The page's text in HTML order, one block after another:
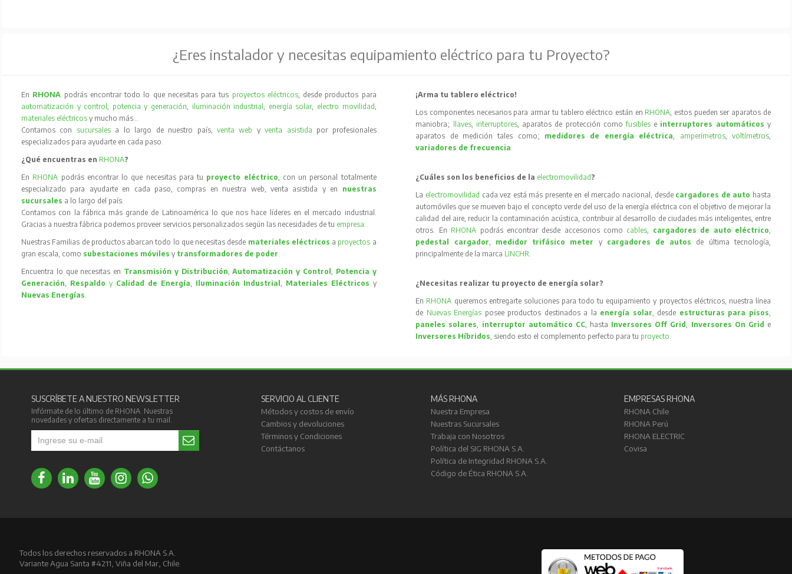
¿Eres instalador y necesitas equipamiento eléctrico para tu Proyecto?
En RHONA podrás encontrar todo lo que necesitas para tus proyectos eléctricos, desde productos para
automatización y control, potencia y generación, iluminación industrial, energía solar, electro movilidad,
materiales eléctricos y mucho más…
Contamos con sucursales a lo largo de nuestro país, venta web yventa asistida por profesionales
especializados para ayudarte en cada paso.
¿Qué encuentras en RHONA?
En RHONA podrás encontrar lo que necesitas para tu proyecto eléctrico, con un personal totalmente
especializado para ayudarte en cada paso, compras en nuestra web, venta asistida y en nuestras
sucursales a lo largo del país.
Contamos con la fábrica más grande de Latinoamérica lo que nos hace líderes en el mercado industrial.
Gracias a nuestra fábrica podemos proveer servicios personalizados según las necesidades de tu empresa.
Nuestras Familias de productos abarcan todo lo que necesitas desde materiales eléctricos a proyectos a
gran escala, como subestaciones móvilesy transformadores de poder.
Encuentra lo que necesitas en Transmisión y Distribución,Automatización y Control, Potencia y
Generación, Respaldo y Calidad de Energía, Iluminación Industrial , Materiales Eléctricos y
Nuevas Energías.
¡Arma tu tablero eléctrico!
Los componentes necesarios para armar tu tablero eléctrico están en RHONA, estos pueden ser aparatos de
maniobra;
llaves, interruptores, aparatos de protección comofusibles e interruptores automáticos y
aparatos de medición tales como; medidores de energía eléctrica, amperímetros, voltímetros,
variadores de frecuencia.
¿Cuáles son los beneficios de la electromovilidad ?
La electromovilidad cada vez está más presente en el mercado nacional, desde cargadores de auto hasta
automóviles que se mueven bajo el concepto verde del uso de la energía eléctrica con el objetivo de mejorar la
calidad del aire, reducir la contaminación acústica, contribuir al desarrollo de ciudades más inteligentes, entre
otros. En RHONA podrás encontrar desde accesorios como cables, cargadores de auto eléctrico,
pedestal cargador, medidor trifásico meter y cargadores de autos
de última tecnología,
principalmente de la marca LINCHR.
¿Necesitas realizar tu proyecto de energía solar?
En RHONA queremos entregarte soluciones para todo tu equipamiento y proyectos eléctricos, nuestra línea
de Nuevas Energías posee productos destinados a la energía solar, desde estructuras para pisos,
paneles solares, interruptor automático CC, hasta Inversores Off Grid, Inversores On Grid e
Inversores Híbridos, siendo esto el complemento perfecto para tu proyecto.
SUSCRÍBETE A NUESTRO NEWSLETTER
Infórmate de lo último de RHONA. Nuestras
novedades y ofertas directamente a tu mail.
SERVICIO AL CLIENTE
Métodos y costos de envío
Cambios y devoluciones
Términos y Condiciones
Contáctanos
MÁS RHONA
Nuestra Empresa
Nuestras Sucursales
Trabaja con Nosotros
Política del SIG RHONA S.A.
Política de Integridad RHONA S.A.
Código de Ética RHONA S.A.
EMPRESAS RHONA
RHONA Chile
RHONA Perú
RHONA ELECTRIC
Covisa
Todos los derechos reservados a RHONA S.A.
Variante Agua Santa #4211, Viña del Mar, Chile.